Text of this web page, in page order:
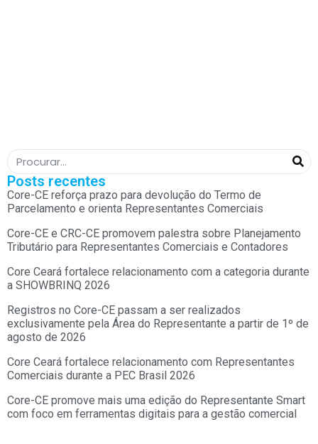
Posts recentes
Core-CE reforça prazo para devolução do Termo de
Parcelamento e orienta Representantes Comerciais
Core-CE e CRC-CE promovem palestra sobre Planejamento
Tributário para Representantes Comerciais e Contadores
Core Ceará fortalece relacionamento com a categoria durante
a SHOWBRINQ 2026
Registros no Core-CE passam a ser realizados
exclusivamente pela Área do Representante a partir de 1º de
agosto de 2026
Core Ceará fortalece relacionamento com Representantes
Comerciais durante a PEC Brasil 2026
Core-CE promove mais uma edição do Representante Smart
com foco em ferramentas digitais para a gestão comercial